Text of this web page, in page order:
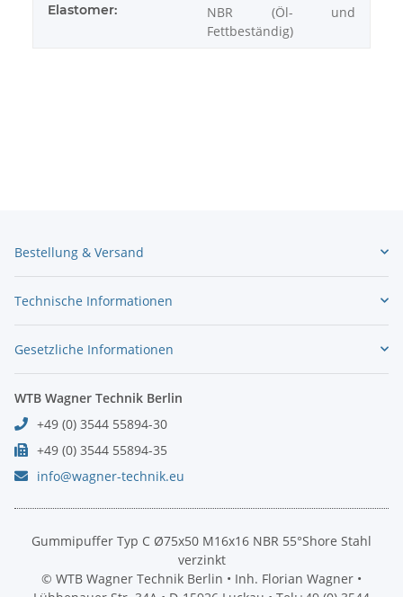
Elastomer:
NBR (Öl- und
Fettbeständig)
Bestellung & Versand
Technische Informationen
Gesetzliche Informationen
WTB Wagner Technik Berlin
+49 (0) 3544 55894-30
+49 (0) 3544 55894-35
info@wagner-technik.eu
Gummipuffer Typ C Ø75x50 M16x16 NBR 55°Shore Stahl
verzinkt
© WTB Wagner Technik Berlin • Inh. Florian Wagner •